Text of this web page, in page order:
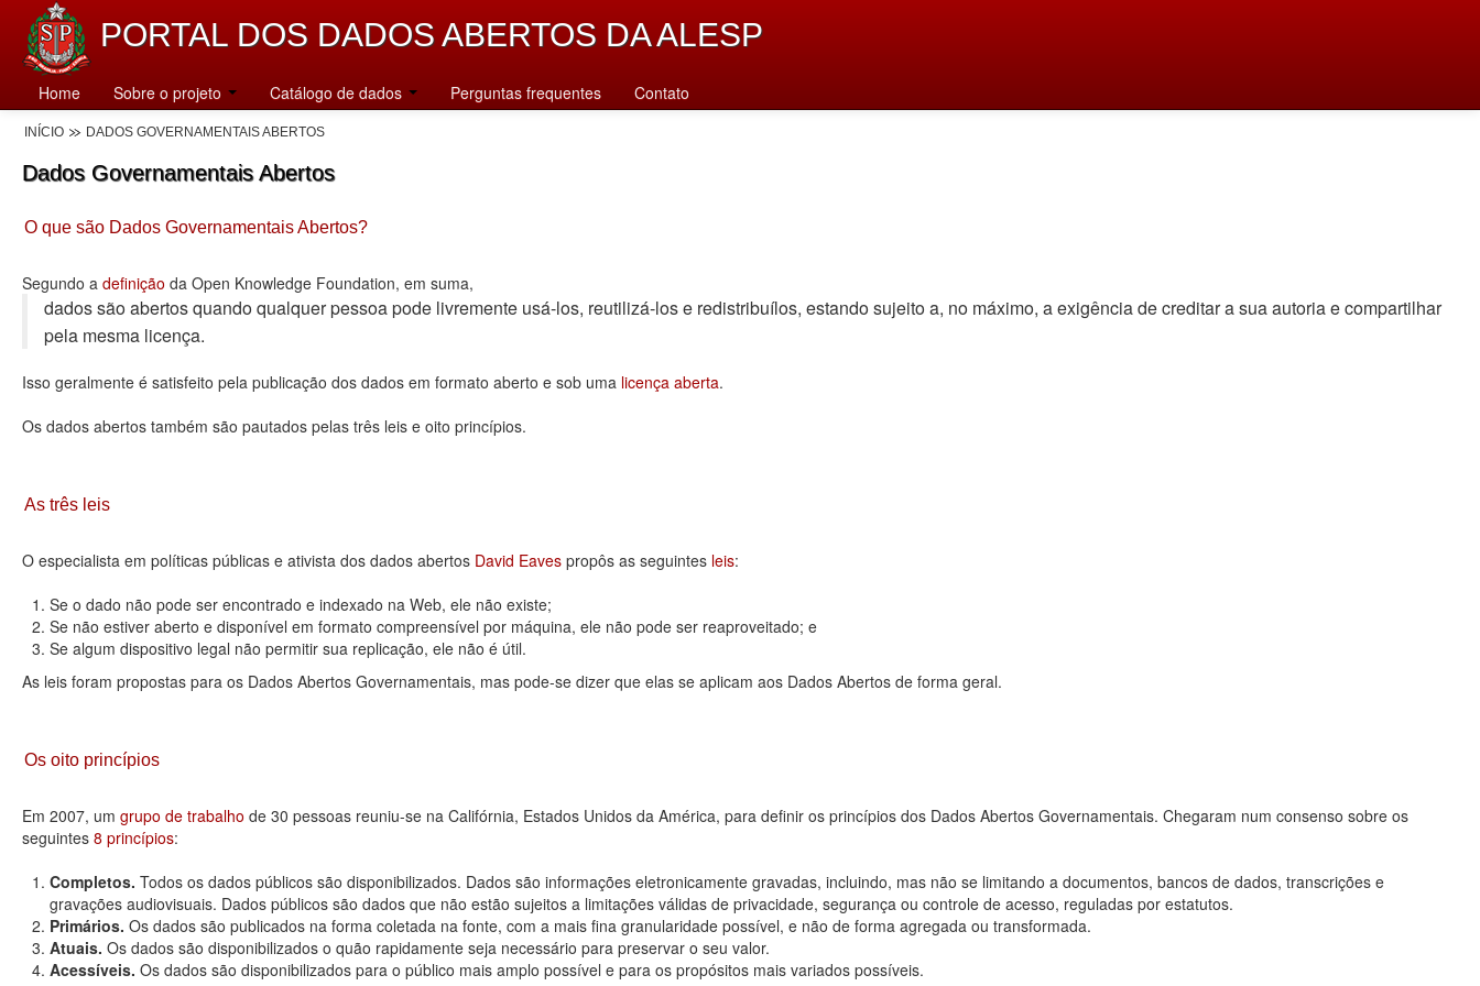
PORTAL DOS DADOS ABERTOS DA ALESP
Home Sobre o projeto Catálogo de dados Perguntas frequentes Contato
INÍCIO DADOS GOVERNAMENTAIS ABERTOS
Dados Governamentais Abertos
O que são Dados Governamentais Abertos?
Segundo a definição da Open Knowledge Foundation, em suma,
dados são abertos quando qualquer pessoa pode livremente usá-los, reutilizá-los e redistribuí­los, estando sujeito a, no máximo, a exigência de creditar a sua autoria e compartilhar
pela mesma licença.
Isso geralmente é satisfeito pela publicação dos dados em formato aberto e sob uma licença aberta.
Os dados abertos também são pautados pelas três leis e oito princípios.
As três leis
O especialista em políticas públicas e ativista dos dados abertos David Eaves propôs as seguintes leis:
Se o dado não pode ser encontrado e indexado na Web, ele não existe;
Se não estiver aberto e disponível em formato compreensível por máquina, ele não pode ser reaproveitado; e
Se algum dispositivo legal não permitir sua replicação, ele não é útil.
As leis foram propostas para os Dados Abertos Governamentais, mas pode-se dizer que elas se aplicam aos Dados Abertos de forma geral.
Os oito princípios
Em 2007, um grupo de trabalho de 30 pessoas reuniu-se na Califórnia, Estados Unidos da América, para definir os princípios dos Dados Abertos Governamentais. Chegaram num consenso sobre os
seguintes 8 princípios:
Completos. Todos os dados públicos são disponibilizados. Dados são informações eletronicamente gravadas, incluindo, mas não se limitando a documentos, bancos de dados, transcrições e
gravações audiovisuais. Dados públicos são dados que não estão sujeitos a limitações válidas de privacidade, segurança ou controle de acesso, reguladas por estatutos.
Primários. Os dados são publicados na forma coletada na fonte, com a mais fina granularidade possível, e não de forma agregada ou transformada.
Atuais. Os dados são disponibilizados o quão rapidamente seja necessário para preservar o seu valor.
Acessíveis. Os dados são disponibilizados para o público mais amplo possível e para os propósitos mais variados possíveis.